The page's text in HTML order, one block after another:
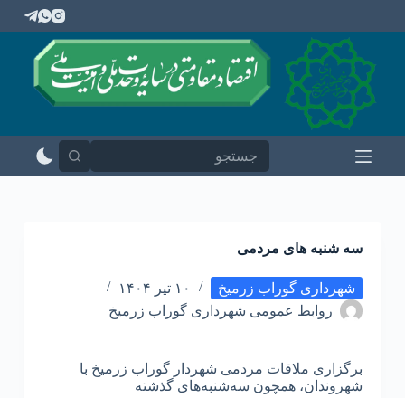
ر
ت
سه شنبه های مردمی
شهرداری گوراب زرمیخ
۱۰ تیر ۱۴۰۴
روابط عمومی شهرداری گوراب زرمیخ
برگزاری ملاقات مردمی شهردار گوراب زرمیخ با
شهروندان، همچون سه‌شنبه‌های گذشته